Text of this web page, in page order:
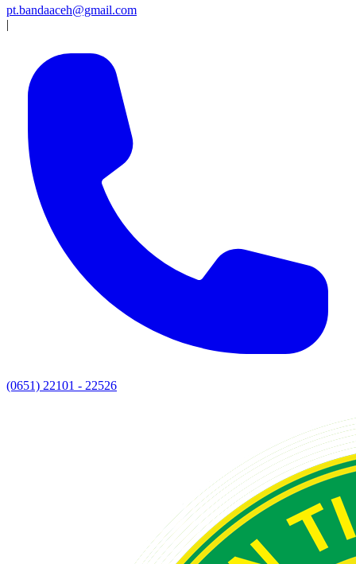
pt.bandaaceh@gmail.com
|
(0651) 22101 - 22526